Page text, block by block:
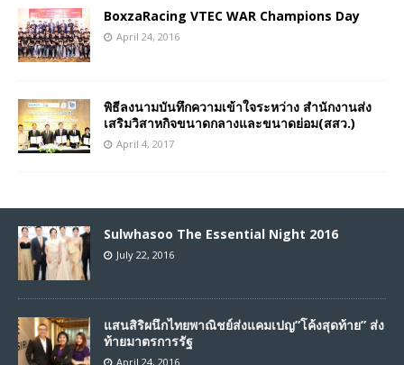
BoxzaRacing VTEC WAR Champions Day
April 24, 2016
พิธีลงนามบันทึกความเข้าใจระหว่าง สำนักงานส่ง
เสริมวิสาหกิจขนาดกลางและขนาดย่อม(สสว.)
April 4, 2017
Sulwhasoo The Essential Night 2016
July 22, 2016
แสนสิริผนึกไทยพาณิชย์ส่งแคมเปญ”โค้งสุดท้าย” ส่ง
ท้ายมาตรการรัฐ
April 24, 2016